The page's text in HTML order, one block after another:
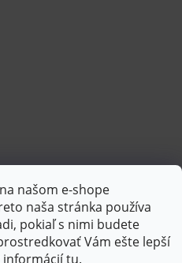
našom e-shope
naša stránka používa
pokiaľ s nimi budete
Vám ešte lepší
informáciítu.